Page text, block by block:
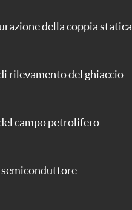
della coppia statica
rilevamento del ghiaccio
campo petrolifero
semiconduttore